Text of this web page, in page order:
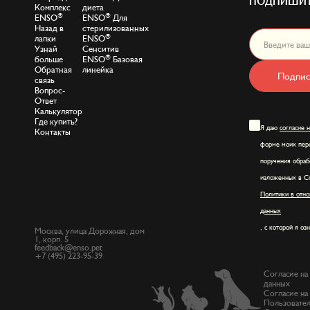
Комплекс
ENSO®
Назад в
лапки
Узнай
больше
Обратная
связь
Вопрос-
Ответ
Калькулятор
Где купить?
Контакты
диета
ENSO® Для
стерилизованных
ENSO®
Сенситив
ENSO® Базовая
линейка
Москва, улица Дорожная, дом
1, корп. 5
feedback@enso.pet
+7 (495) 223-95-39
Я даю согласие
форме моих
поручения
изложенных в
Политики в
данных
, с которой я
Согласие
данных
Согласие